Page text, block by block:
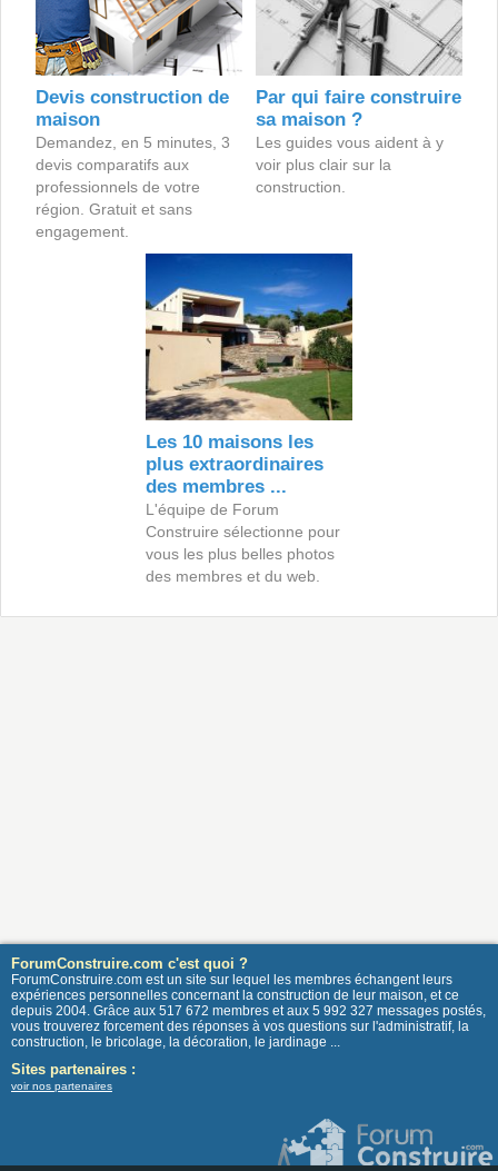
Devis construction de
maison
Demandez, en 5 minutes, 3
devis comparatifs aux
professionnels de votre
région. Gratuit et sans
engagement.
Par qui faire construire
sa maison ?
Les guides vous aident à y
voir plus clair sur la
construction.
Les 10 maisons les
plus extraordinaires
des membres ...
L'équipe de Forum
Construire sélectionne pour
vous les plus belles photos
des membres et du web.
ForumConstruire.com c'est quoi ?
ForumConstruire.com est un site sur lequel les membres échangent leurs
expériences personnelles concernant la construction de leur maison, et ce
depuis 2004. Grâce aux 517 672 membres et aux 5 992 327 messages postés,
vous trouverez forcement des réponses à vos questions sur l'administratif, la
construction, le bricolage, la décoration, le jardinage ...
Sites partenaires :
voir nos partenaires